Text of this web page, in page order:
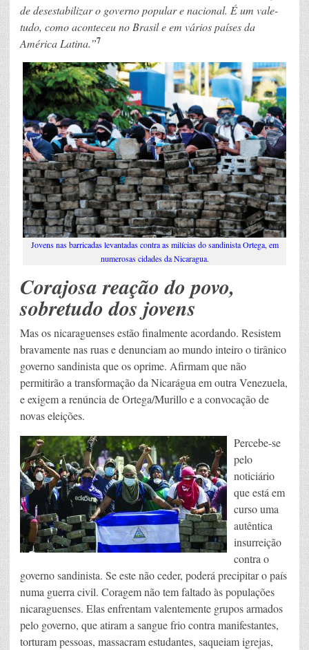
de desestabilizar o governo popular e nacional. É um vale-
tudo, como aconteceu no Brasil e em vários países da
América Latina.”7
Jovens nas barricadas levantadas contra as milícias do sandinista Ortega, em
numerosas cidades da Nicaragua.
Corajosa reação do povo,
sobretudo dos jovens
Mas os nicaraguenses estão finalmente acordando. Resistem
bravamente nas ruas e denunciam ao mundo inteiro o tirânico
governo sandinista que os oprime. Afirmam que não
permitirão a transformação da Nicarágua em outra Venezuela,
e exigem a renúncia de Ortega/Murillo e a convocação de
novas eleições.
Percebe-se
pelo
noticiário
que está em
curso uma
autêntica
insurreição
contra o
governo sandinista. Se este não ceder, poderá precipitar o país
numa guerra civil. Coragem não tem faltado às populações
nicaraguenses. Elas enfrentam valentemente grupos armados
pelo governo, que atiram a sangue frio contra manifestantes,
torturam pessoas, massacram estudantes, saqueiam igrejas,